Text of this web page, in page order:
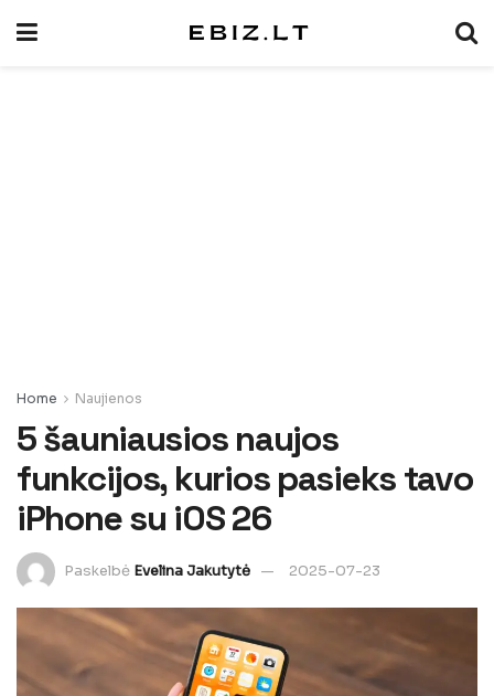
Home Naujienos
5 šauniausios naujos
funkcijos, kurios pasieks tavo
iPhone su iOS 26
Paskelbė Evelina Jakutytė 2025-07-23